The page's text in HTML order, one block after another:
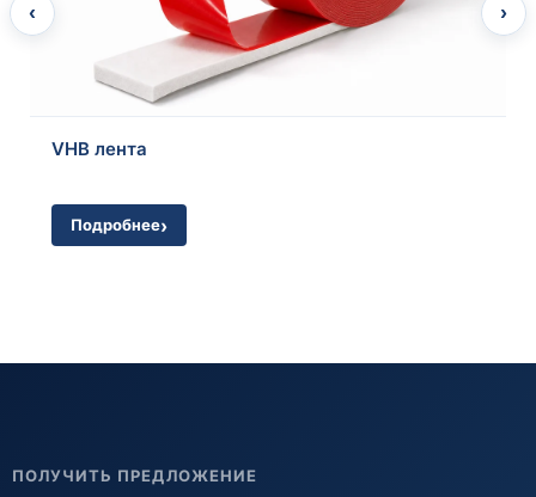
‹
Подробнее
›
ПОЛУЧИТЬ ПРЕДЛОЖЕНИЕ